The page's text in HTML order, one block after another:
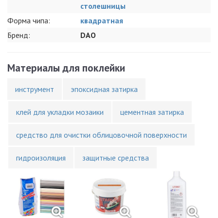
столешницы
Форма чипа:
квадратная
Бренд:
DAO
Материалы для поклейки
инструмент эпоксидная затирка
клей для укладки мозаики цементная затирка
средство для очистки облицовочной поверхности
гидроизоляция защитные средства